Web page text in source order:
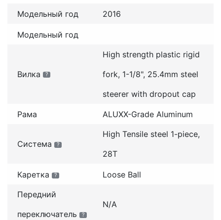
Модельный год 2016
Модельный год
Вилка ?
High strength plastic rigid
fork, 1-1/8", 25.4mm steel
steerer with dropout cap
Рама ALUXX-Grade Aluminum
Система ?
High Tensile steel 1-piece,
28T
Каретка ?
Loose Ball
Передний
переключатель
?
N/A